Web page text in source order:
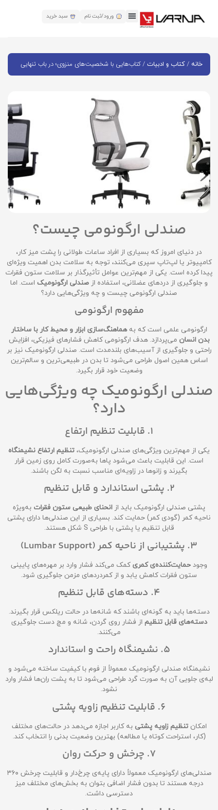
ورود/ثبت نام سبد خرید
خانه / کتاب و ادبیات / کتاب‌هایی با شخصیت‌های منزوی؛ در باب تنهایی
صندلی ارگونومی چیست؟
در دنیای امروز که بسیاری از افراد ساعات طولانی را پشت میز کار،
کامپیوتر یا لپ‌تاپ سپری می‌کنند، توجه به سلامت بدن اهمیت ویژه‌ای
پیدا کرده است. یکی از مهم‌ترین عوامل تأثیرگذار بر سلامت ستون فقرات
و جلوگیری از دردهای عضلانی، استفاده از صندلی ارگونومیک است. اما
صندلی ارگونومی چیست و چه ویژگی‌هایی دارد؟
مفهوم ارگونومی
ارگونومی علمی است که بههماهنگ‌سازی ابزار و محیط کار با ساختار
بدن انسان می‌پردازد. هدف ارگونومی کاهش فشارهای فیزیکی، افزایش
راحتی و جلوگیری از آسیب‌های بلندمدت است. صندلی ارگونومیک نیز بر
اساس همین اصول طراحی می‌شود تا بدن در طبیعی‌ترین و سالم‌ترین
وضعیت خود قرار بگیرد.
صندلی ارگونومیک چه ویژگی‌هایی
دارد؟
1. قابلیت تنظیم ارتفاع
یکی از مهم‌ترین ویژگی‌های صندلی ارگونومیک، تنظیم ارتفاع نشیمنگاه
است. این قابلیت باعث می‌شود پاها به‌صورت کامل روی زمین قرار
بگیرند و زانوها در زاویه‌ای مناسب نسبت به لگن باشند.
2. پشتی استاندارد و قابل تنظیم
پشتی صندلی ارگونومیک باید از انحنای طبیعی ستون فقرات به‌ویژه
ناحیه کمر (گودی کمر) حمایت کند. بسیاری از این صندلی‌ها دارای پشتی
قابل تنظیم یا پشتی با طراحی S شکل هستند.
3. پشتیبانی از ناحیه کمر (Lumbar Support)
وجود حمایت‌کننده‌ی کمری کمک می‌کند فشار وارد بر مهره‌های پایینی
ستون فقرات کاهش یابد و از کمردردهای مزمن جلوگیری شود.
4. دسته‌های قابل تنظیم
دسته‌ها باید به گونه‌ای باشند که شانه‌ها در حالت ریلکس قرار بگیرند.
دسته‌های قابل تنظیم از فشار روی گردن، شانه و مچ دست جلوگیری
می‌کنند.
5. نشیمنگاه راحت و استاندارد
نشیمنگاه صندلی ارگونومیک معمولاً از فوم با کیفیت ساخته می‌شود و
لبه‌ی جلویی آن به صورت گرد طراحی می‌شود تا به پشت ران‌ها فشار وارد
نشود.
6. قابلیت تنظیم زاویه پشتی
امکانتنظیم زاویه پشتی به کاربر اجازه می‌دهد در حالت‌های مختلف
(کار، استراحت کوتاه یا مطالعه) بهترین وضعیت بدنی را انتخاب کند.
7. چرخش و حرکت روان
صندلی‌های ارگونومیک معمولاً دارای پایه‌ی چرخ‌دار و قابلیت چرخش ۳۶۰
درجه هستند تا بدون فشار اضافی بتوان به بخش‌های مختلف میز
دسترسی داشت.